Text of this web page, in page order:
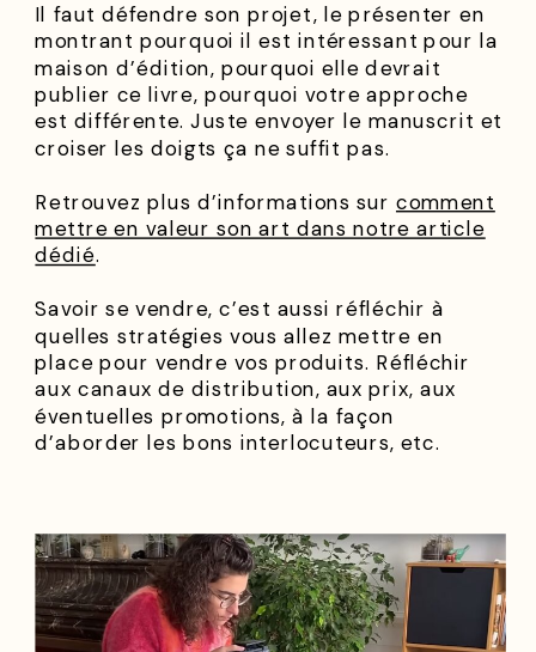
Il faut défendre son projet, le présenter en
montrant pourquoi il est intéressant pour la
maison d’édition, pourquoi elle devrait
publier ce livre, pourquoi votre approche
est différente. Juste envoyer le manuscrit et
croiser les doigts ça ne suffit pas.
Retrouvez plus d’informations sur comment
mettre en valeur son art dans notre article
dédié.
Savoir se vendre, c’est aussi réfléchir à
quelles stratégies vous allez mettre en
place pour vendre vos produits. Réfléchir
aux canaux de distribution, aux prix, aux
éventuelles promotions, à la façon
d’aborder les bons interlocuteurs, etc.